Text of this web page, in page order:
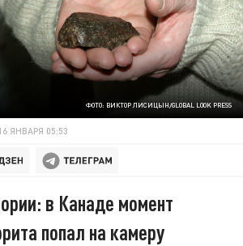
ФОТО: ВИКТОР ЛИСИЦЫН/GLOBAL LOOK PRESS
ЯНВАРЯ 05:53
в Канаде момент
попал на камеру